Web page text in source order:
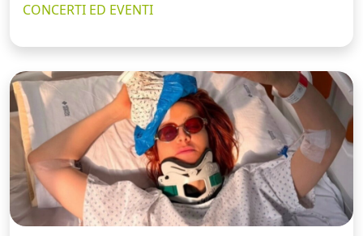
CONCERTI ED EVENTI